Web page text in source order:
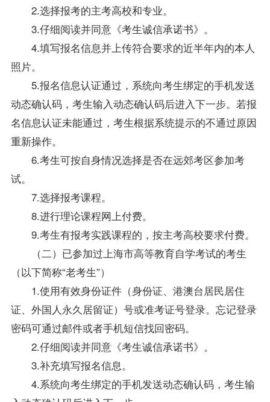
2.选择报考的主考高校和专业。
3.仔细阅读并同意《考生诚信承诺书》。
4.填写报名信息并上传符合要求的近半年内的本人
照片。
5.报名信息认证通过，系统向考生绑定的手机发送
动态确认码，考生输入动态确认码后进入下一步。若报
名信息认证未能通过，考生根据系统提示的不通过原因
重新操作。
6.考生可按自身情况选择是否在远郊考区参加考
试。
7.选择报考课程。
8.进行理论课程网上付费。
9.考生有报考实践课程的，按主考高校要求付费。
（二）已参加过上海市高等教育自学考试的考生
（以下简称“老考生”）
1.使用有效身份证件（身份证、港澳台居民居住
证、外国人永久居留证）号或准考证号登录。忘记登录
密码可通过邮件或者手机短信找回密码。
2.仔细阅读并同意《考生诚信承诺书》。
3.补充填写报名信息。
4.系统向考生绑定的手机发送动态确认码，考生输